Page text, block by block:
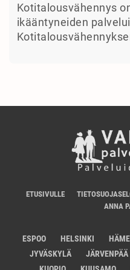
Kotitalousvähennys
ikääntyneiden
ETUSIVULLE
ANNA
ESPOO HELSINKI
JYVÄSKYLÄ
JÄRVENPÄÄ